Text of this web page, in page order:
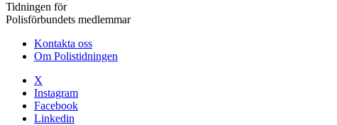
Tidningen för
Polisförbundets medlemmar
Kontakta oss
Om Polistidningen
X
Instagram
Facebook
Linkedin